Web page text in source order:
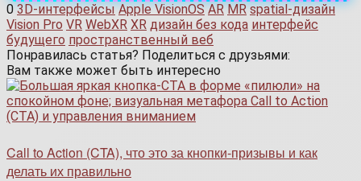
0 3D-интерфейсы Apple VisionOS AR MR spatial-дизайн
Vision Pro VR WebXR XR дизайн без кода интерфейс
будущего пространственный веб
Понравилась статья? Поделиться с друзьями:
Вам также может быть интересно
Call to Action (CTA), что это за кнопки-призывы и как
делать их правильно